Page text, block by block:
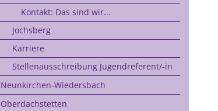
Kontakt: Das sind wir...
Jochsberg
Karriere
Stellenausschreibung Jugendreferent/-in
Neunkirchen-Wiedersbach
Oberdachstetten